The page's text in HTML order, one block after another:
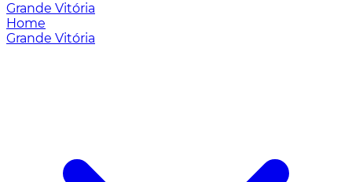
Grande Vitória
Home
Grande Vitória